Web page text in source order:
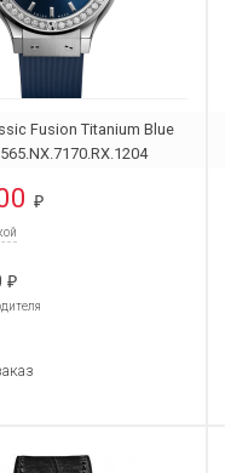
Fusion Titanium Blue
₽
₽